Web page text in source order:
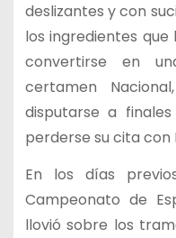
deslizantes y con
los ingredientes
convertirse en
certamen
disputarse a
perderse su cita con
En los días
Campeonato de
llovió sobre los